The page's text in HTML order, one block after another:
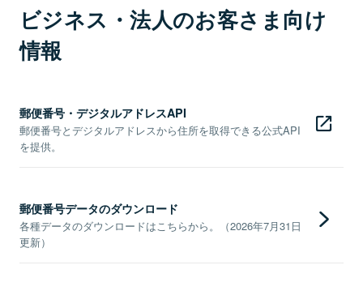
ビジネス・法人のお客さま向け
情報
郵便番号・デジタルアドレスAPI
郵便番号とデジタルアドレスから住所を取得できる公式API
を提供。
郵便番号データのダウンロード
各種データのダウンロードはこちらから。（2026年7月31日
更新）